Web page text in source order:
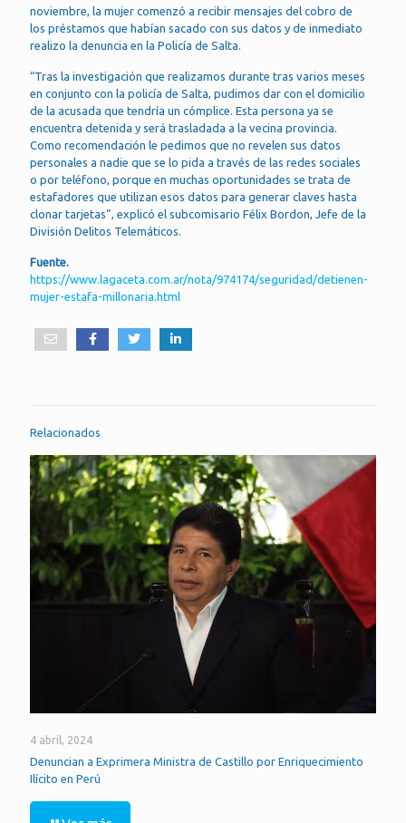
noviembre, la mujer comenzó a recibir mensajes del cobro de
los préstamos que habían sacado con sus datos y de inmediato
realizo la denuncia en la Policía de Salta.
“Tras la investigación que realizamos durante tras varios meses
en conjunto con la policía de Salta, pudimos dar con el domicilio
de la acusada que tendría un cómplice. Esta persona ya se
encuentra detenida y será trasladada a la vecina provincia.
Como recomendación le pedimos que no revelen sus datos
personales a nadie que se lo pida a través de las redes sociales
o por teléfono, porque en muchas oportunidades se trata de
estafadores que utilizan esos datos para generar claves hasta
clonar tarjetas”, explicó el subcomisario Félix Bordon, Jefe de la
División Delitos Telemáticos.
Fuente.
https://www.lagaceta.com.ar/nota/974174/seguridad/detienen-
mujer-estafa-millonaria.html
Relacionados
4 abril, 2024
Denuncian a Exprimera Ministra de Castillo por Enriquecimiento
Ilícito en Perú